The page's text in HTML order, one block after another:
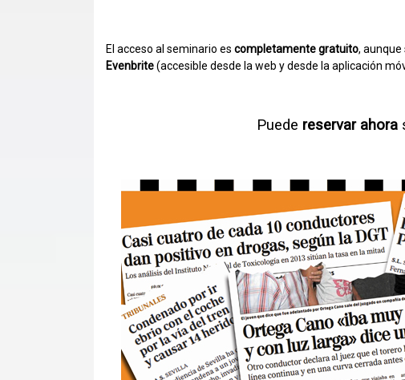
El acceso al seminario es completamente gratuito,
Evenbrite(accesible desde la web y desde la aplicación
Puede reservar ahora